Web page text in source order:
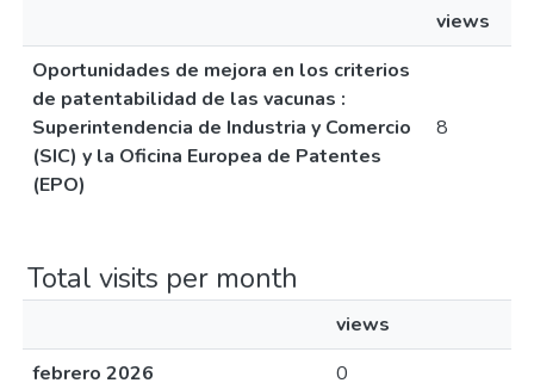
views
Oportunidades de mejora en los criterios
de patentabilidad de las vacunas :
Superintendencia de Industria y Comercio
(SIC) y la Oficina Europea de Patentes
(EPO)
8
Total visits per month
views
febrero 2026
0